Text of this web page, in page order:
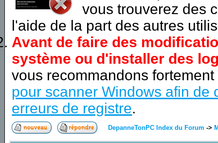
vous trouverez des
l'aide de la part des autres
Avant de faire des
système ou d'installer des
vous recommandons
pour scanner Windows afin de
erreurs de registre.
DepanneTonPC Index du Forum ->